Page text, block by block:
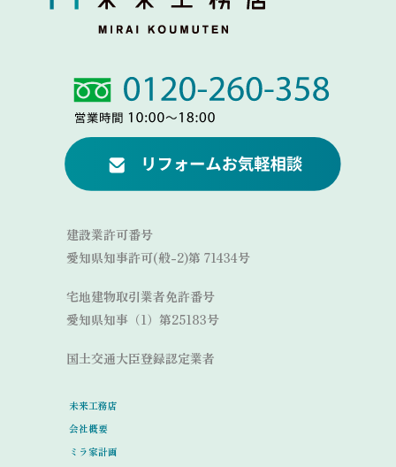
Link
Link
建設業許可番号
愛知県知事許可(般-2)第 71434号
宅地建物取引業者免許番号
愛知県知事（1）第25183号
国土交通大臣登録認定業者
未来工務店
会社概要
ミラ家計画